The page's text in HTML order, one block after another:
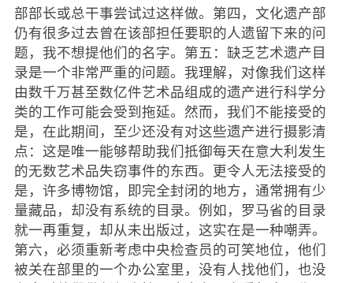
部部长或总干事尝试过这样做。第四，文化遗产部
仍有很多过去曾在该部担任要职的人遗留下来的问
题，我不想提他们的名字。第五：缺乏艺术遗产目
录是一个非常严重的问题。我理解，对像我们这样
由数千万甚至数亿件艺术品组成的遗产进行科学分
类的工作可能会受到拖延。然而，我们不能接受的
是，在此期间，至少还没有对这些遗产进行摄影清
点：这是唯一能够帮助我们抵御每天在意大利发生
的无数艺术品失窃事件的东西。更令人无法接受的
是，许多博物馆，即完全封闭的地方，通常拥有少
量藏品，却没有系统的目录。例如，罗马省的目录
就一再重复，却从未出版过，这实在是一种嘲弄。
第六，必须重新考虑中央检查员的可笑地位，他们
被关在部里的一个办公室里，没有人找他们，也没